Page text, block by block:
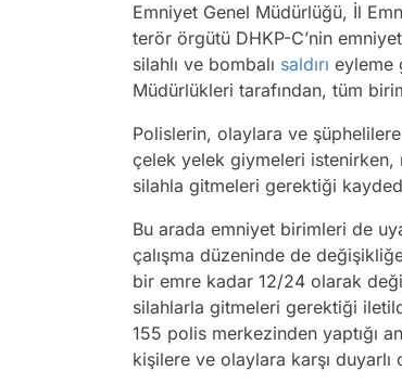
Emniyet Genel Müdürlüğü, İl
terör örgütü DHKP-C’nin
silahlı ve bombalı saldırı eyleme
Müdürlükleri tarafından, tüm
Polislerin, olaylara ve şüphelilere
çelek yelek giymeleri istenirken,
silahla gitmeleri gerektiği
Bu arada emniyet birimleri de
çalışma düzeninde de
bir emre kadar 12/24 olarak
silahlarla gitmeleri gerektiği
155 polis merkezinden yaptığı
kişilere ve olaylara karşı duyarlı